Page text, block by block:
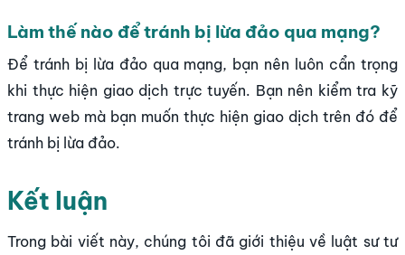
Làm thế nào để tránh bị lừa đảo qua mạng?
Để tránh bị lừa đảo qua mạng, bạn nên luôn cẩn trọng
khi thực hiện giao dịch trực tuyến. Bạn nên kiểm tra kỹ
trang web mà bạn muốn thực hiện giao dịch trên đó để
tránh bị lừa đảo.
Kết luận
Trong bài viết này, chúng tôi đã giới thiệu về luật sư tư